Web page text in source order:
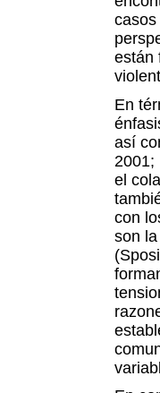
están
En
así
2001;
el
con
son